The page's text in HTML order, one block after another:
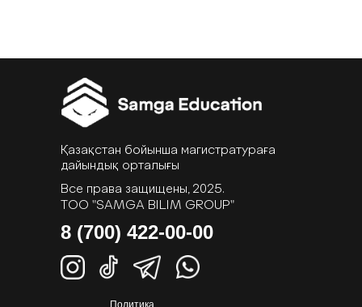
Политика
8 (700) 422-00-00
Қазақстан бойынша магистратураға
дайындық орталығы
Все права защищены, 2025.
ТОО "SAMGA BILIM GROUP"